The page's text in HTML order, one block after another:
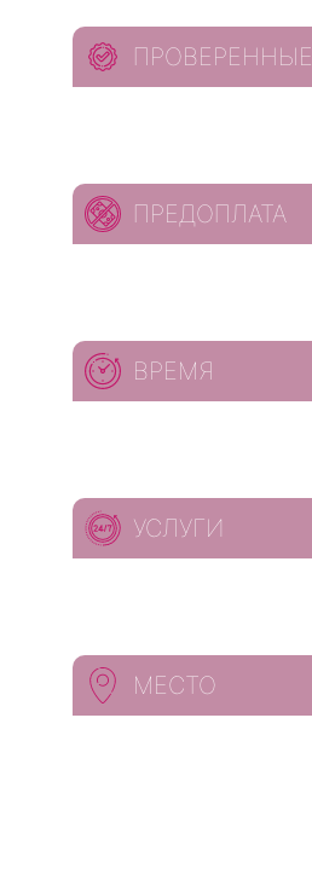
ПРОВЕРЕННЫЕ
ПРЕДОПЛАТА
ВРЕМЯ
УСЛУГИ
МЕСТО